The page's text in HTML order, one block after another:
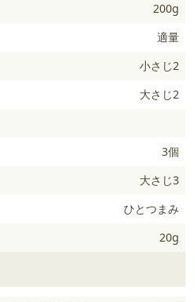
200g
適量
小さじ2
大さじ2
3個
大さじ3
ひとつまみ
20g